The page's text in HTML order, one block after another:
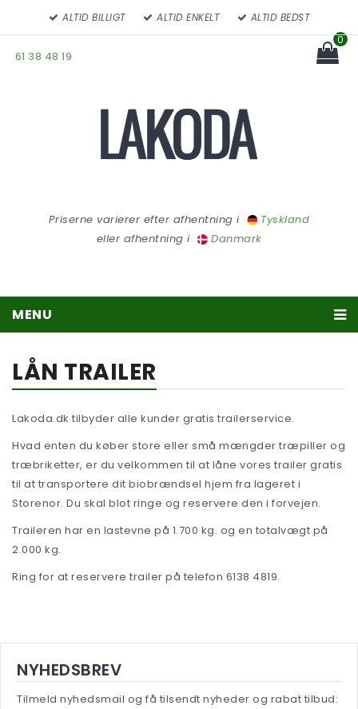
ALTID BILLIGT ALTID ENKELT ALTID BEDST
61 38 48 19
0
cart
Subtotal:
Priserne varierer efter afhentning i
Tyskland
eller afhentning i
Danmark
MENU
Træpiller 6 mm
Træpiller 8 mm
Træbriketter
Betal regning
Mærker
Barlinek
Biodela
German Pellets
Afhentning
Lån trailer
Om Lakoda
Info
Træpiller på tilbud
Træpiller Tyskland
LÅN TRAILER
Lakoda.dk tilbyder alle kunder gratis trailerservice.
Hvad enten du køber store eller små mængder træpiller og
træbriketter, er du velkommen til at låne vores trailer gratis
til at transportere dit biobrændsel hjem fra lageret i
Storenor. Du skal blot ringe og reservere den i forvejen.
Traileren har en lastevne på 1.700 kg. og en totalvægt på
2.000 kg.
Ring for at reservere trailer på telefon 6138 4819.
NYHEDSBREV
Tilmeld nyhedsmail og få tilsendt nyheder og rabat tilbud: